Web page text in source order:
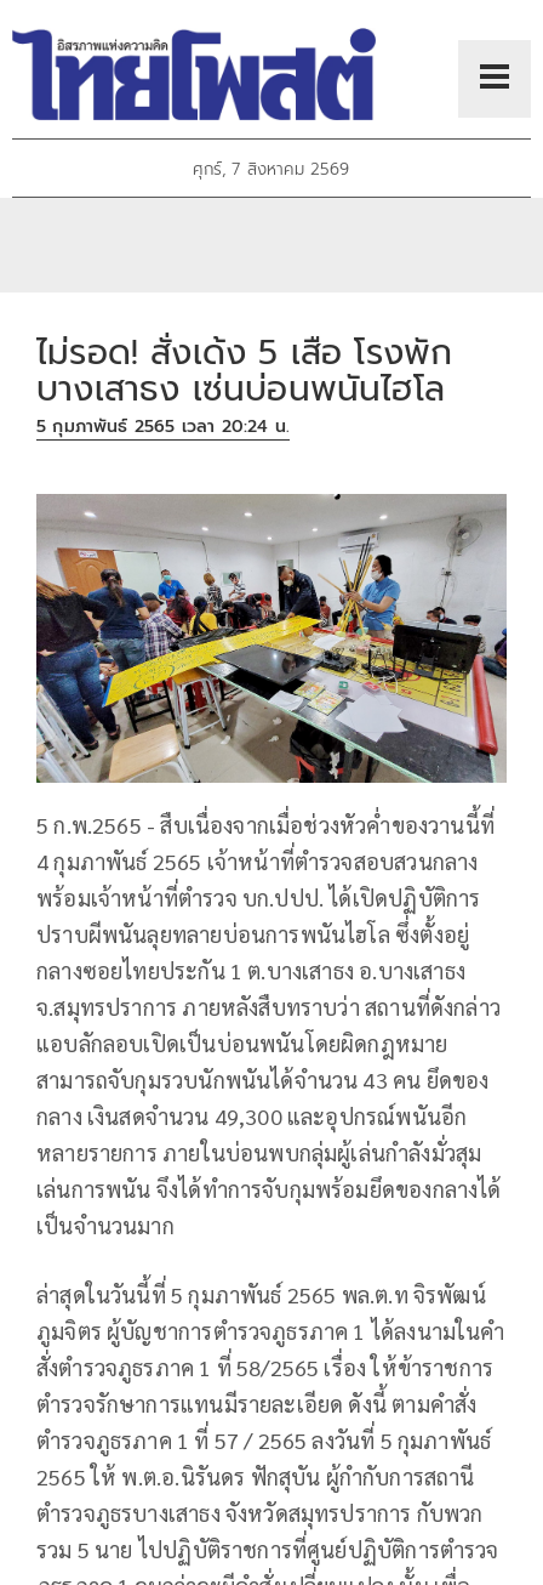
ศุกร์, 7 สิงหาคม 2569
ไม่รอด! สั่งเด้ง 5 เสือ โรงพัก
บางเสาธง เซ่นบ่อนพนันไฮโล
5 กุมภาพันธ์ 2565 เวลา 20:24 น.
5 ก.พ.2565 - สืบเนื่องจากเมื่อช่วงหัวค่ำของวานนี้ที่
4 กุมภาพันธ์ 2565 เจ้าหน้าที่ตำรวจสอบสวนกลาง
พร้อมเจ้าหน้าที่ตำรวจ บก.ปปป. ได้เปิดปฏิบัติการ
ปราบผีพนันลุยทลายบ่อนการพนันไฮโล ซึ่งตั้งอยู่
กลางซอยไทยประกัน 1 ต.บางเสาธง อ.บางเสาธง
จ.สมุทรปราการ ภายหลังสืบทราบว่า สถานที่ดังกล่าว
แอบลักลอบเปิดเป็นบ่อนพนันโดยผิดกฎหมาย
สามารถจับกุมรวบนักพนันได้จำนวน 43 คน ยึดของ
กลาง เงินสดจำนวน 49,300 และอุปกรณ์พนันอีก
หลายรายการ ภายในบ่อนพบกลุ่มผู้เล่นกำลังมั่วสุม
เล่นการพนัน จึงได้ทำการจับกุมพร้อมยึดของกลางได้
เป็นจำนวนมาก
ล่าสุดในวันนี้ที่ 5 กุมภาพันธ์ 2565 พล.ต.ท จิรพัฒน์
ภูมจิตร ผู้บัญชาการตำรวจภูธรภาค 1 ได้ลงนามในคำ
สั่งตำรวจภูธรภาค 1 ที่ 58/2565 เรื่อง ให้ข้าราชการ
ตำรวจรักษาการแทนมีรายละเอียด ดังนี้ ตามคำสั่ง
ตำรวจภูธรภาค 1 ที่ 57 / 2565 ลงวันที่ 5 กุมภาพันธ์
2565 ให้ พ.ต.อ.นิรันดร ฟักสุบัน ผู้กำกับการสถานี
ตำรวจภูธรบางเสาธง จังหวัดสมุทรปราการ กับพวก
รวม 5 นาย ไปปฏิบัติราชการที่ศูนย์ปฏิบัติการตำรวจ